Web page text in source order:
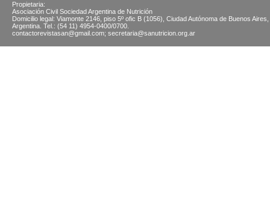
Propietaria:
Asociación Civil Sociedad Argentina de Nutrición
Domicilio legal: Viamonte 2146, piso 5º ofic B (1056), Ciudad Autónoma de Buenos Aires,
Argentina. Tel.: (54 11) 4954-0400/0700.
contactorevistasan@gmail.com; secretaria@sanutricion.org.ar